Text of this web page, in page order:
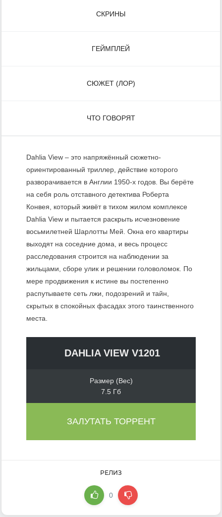
СКРИНЫ
ГЕЙМПЛЕЙ
СЮЖЕТ (ЛОР)
ЧТО ГОВОРЯТ
Dahlia View – это напряжённый сюжетно-
ориентированный триллер, действие которого
разворачивается в Англии 1950-х годов. Вы берёте
на себя роль отставного детектива Роберта
Конвея, который живёт в тихом жилом комплексе
Dahlia View и пытается раскрыть исчезновение
восьмилетней Шарлотты Мей. Окна его квартиры
выходят на соседние дома, и весь процесс
расследования строится на наблюдении за
жильцами, сборе улик и решении головоломок. По
мере продвижения к истине вы постепенно
распутываете сеть лжи, подозрений и тайн,
скрытых в спокойных фасадах этого таинственного
места.
DAHLIA VIEW V1201
Размер (Вес)
7.5 Гб
ЗАЛУТАТЬ ТОРРЕНТ
РЕЛИЗ
0